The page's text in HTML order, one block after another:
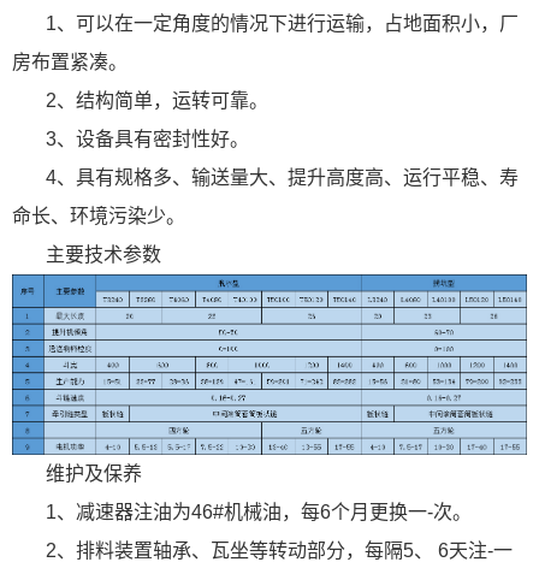
1、可以在一定角度的情况下进行运输，占地面积小，厂
房布置紧凑。
2、结构简单，运转可靠。
3、设备具有密封性好。
4、具有规格多、输送量大、提升高度高、运行平稳、寿
命长、环境污染少。
主要技术参数
维护及保养
1、减速器注油为46#机械油，每6个月更换一-次。
2、排料装置轴承、瓦坐等转动部分，每隔5、 6天注-一